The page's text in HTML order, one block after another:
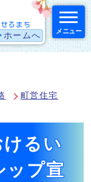
ホームへ メニュー
町営住宅
けるい
ップ宣